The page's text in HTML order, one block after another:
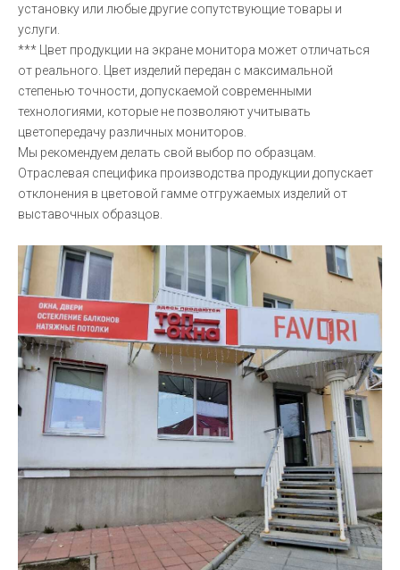
установку или любые другие сопутствующие товары и
услуги.
*** Цвет продукции на экране монитора может отличаться
от реального. Цвет изделий передан с максимальной
степенью точности, допускаемой современными
технологиями, которые не позволяют учитывать
цветопередачу различных мониторов.
Мы рекомендуем делать свой выбор по образцам.
Отраслевая специфика производства продукции допускает
отклонения в цветовой гамме отгружаемых изделий от
выставочных образцов.